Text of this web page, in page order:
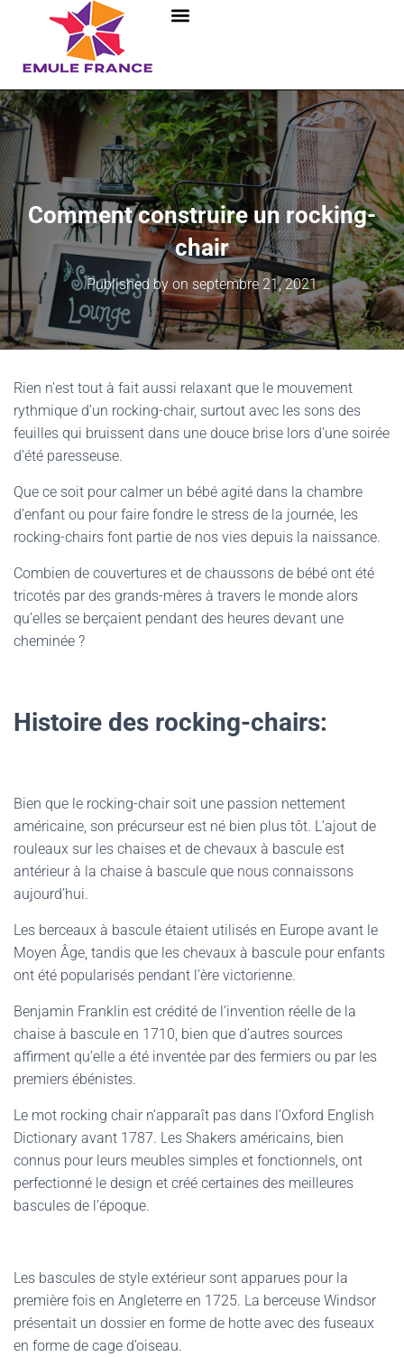
Comment construire un rocking-
chair
Published by on septembre 21, 2021
Rien n’est tout à fait aussi relaxant que le mouvement
rythmique d’un rocking-chair, surtout avec les sons des
feuilles qui bruissent dans une douce brise lors d’une soirée
d’été paresseuse.
Que ce soit pour calmer un bébé agité dans la chambre
d’enfant ou pour faire fondre le stress de la journée, les
rocking-chairs font partie de nos vies depuis la naissance.
Combien de couvertures et de chaussons de bébé ont été
tricotés par des grands-mères à travers le monde alors
qu’elles se berçaient pendant des heures devant une
cheminée ?
Histoire des rocking-chairs:
Bien que le rocking-chair soit une passion nettement
américaine, son précurseur est né bien plus tôt. L’ajout de
rouleaux sur les chaises et de chevaux à bascule est
antérieur à la chaise à bascule que nous connaissons
aujourd’hui.
Les berceaux à bascule étaient utilisés en Europe avant le
Moyen Âge, tandis que les chevaux à bascule pour enfants
ont été popularisés pendant l’ère victorienne.
Benjamin Franklin est crédité de l’invention réelle de la
chaise à bascule en 1710, bien que d’autres sources
affirment qu’elle a été inventée par des fermiers ou par les
premiers ébénistes.
Le mot rocking chair n’apparaît pas dans l’Oxford English
Dictionary avant 1787. Les Shakers américains, bien
connus pour leurs meubles simples et fonctionnels, ont
perfectionné le design et créé certaines des meilleures
bascules de l’époque.
Les bascules de style extérieur sont apparues pour la
première fois en Angleterre en 1725. La berceuse Windsor
présentait un dossier en forme de hotte avec des fuseaux
en forme de cage d’oiseau.